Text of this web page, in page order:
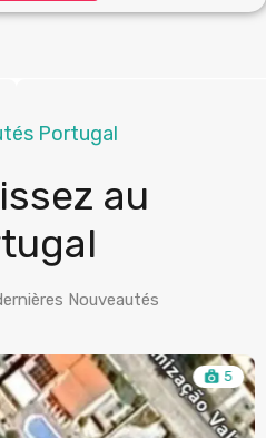
Portugal
au
Nouveautés
5